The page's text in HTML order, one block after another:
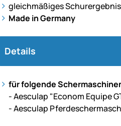
gleichmäßiges Schurergebnis
Made in Germany
Details
für folgende
- Aesculap "Econom Equipe
- Aesculap